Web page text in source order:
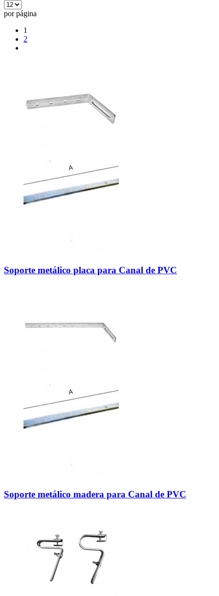
por página
1
2
Soporte metálico placa para Canal de PVC
Soporte metálico madera para Canal de PVC